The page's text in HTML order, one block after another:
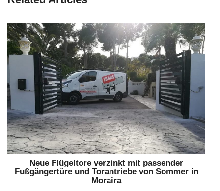
Neue Flügeltore verzinkt mit passender
Fußgängertüre und Torantriebe von Sommer in
Moraira